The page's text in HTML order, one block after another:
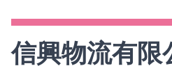
信興物流有限